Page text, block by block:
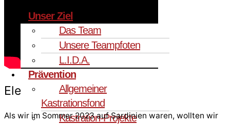
Unser Ziel
Das Team
Unsere Teampfoten
L.I.D.A.
Prävention
Allgemeiner
Kastrationsfond
Kastration-Projekte
Elena
Als wir im Sommer 2023 auf Sardinien waren, wollten wir